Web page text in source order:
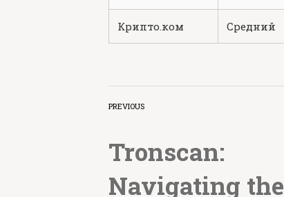
Крипто.ком Средний
PREVIOUS
Tronscan:
Navigating the